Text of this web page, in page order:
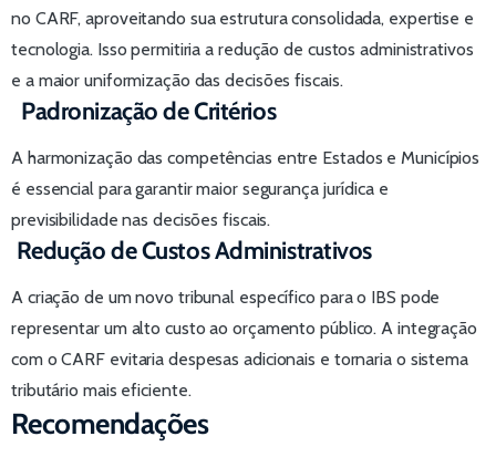
no CARF, aproveitando sua estrutura consolidada, expertise e
tecnologia. Isso permitiria a redução de custos administrativos
e a maior uniformização das decisões fiscais.
Padronização de Critérios
A harmonização das competências entre Estados e Municípios
é essencial para garantir maior segurança jurídica e
previsibilidade nas decisões fiscais.
Redução de Custos Administrativos
A criação de um novo tribunal específico para o IBS pode
representar um alto custo ao orçamento público. A integração
com o CARF evitaria despesas adicionais e tornaria o sistema
tributário mais eficiente.
Recomendações